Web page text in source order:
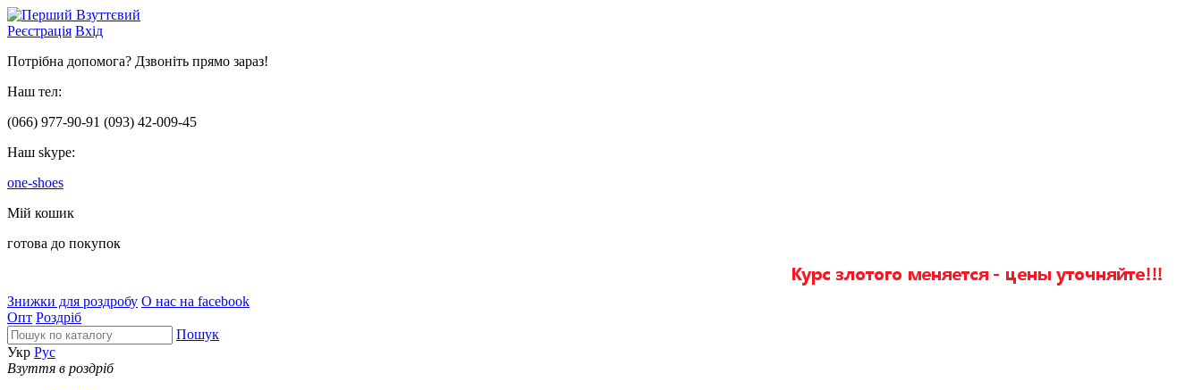
Реєстрація Вхід
Потрібна допомога? Дзвоніть прямо зараз!
Наш тел:
(066) 977-90-91 (093) 42-009-45
Наш skype:
one-shoes
Мій кошик
готова до покупок
Знижки для роздробу О нас на facebook
Опт Роздріб
Пошук
Укр Рус
Взуття в роздріб